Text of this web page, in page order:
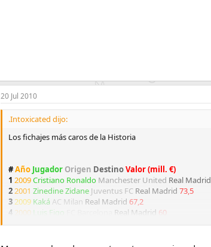
20 Jul 2010
.Intoxicated dijo:
Los fichajes más caros de la Historia
#Año Jugador Origen DestinoValor (mill. €)
1 2009Cristiano Ronaldo Manchester United Real Madrid
2 2001 Zinedine Zidane Juventus FC Real Madrid 73,5
3 2009 Kaká AC Milan Real Madrid 67,2
4 2000 Luis Figo Real Madrid 60
Gaizka Mendieta Valencia CF 48